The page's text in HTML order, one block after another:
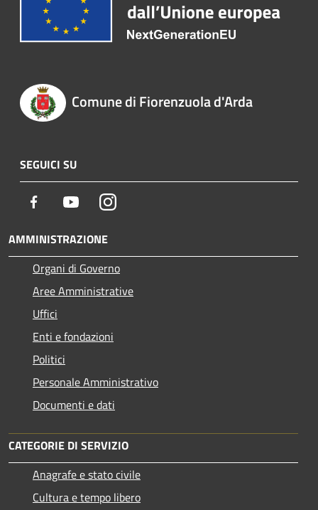
Comune di Fiorenzuola d'Arda
SEGUICI SU
Facebook YoutubeInstagram
AMMINISTRAZIONE
Organi di Governo
Aree Amministrative
Uffici
Enti e fondazioni
Politici
Personale Amministrativo
Documenti e dati
CATEGORIE DI SERVIZIO
Anagrafe e stato civile
Cultura e tempo libero